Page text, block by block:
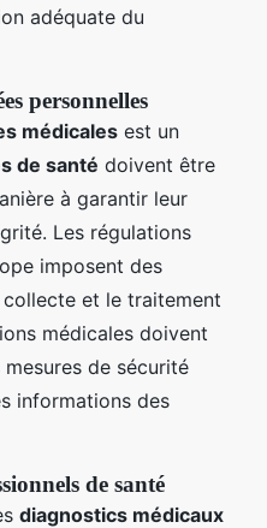
adéquate du
personnelles
médicales est un
de santé doivent être
à garantir leur
Les régulations
imposent des
et le traitement
médicales doivent
de sécurité
informations des
de santé
diagnostics médicaux